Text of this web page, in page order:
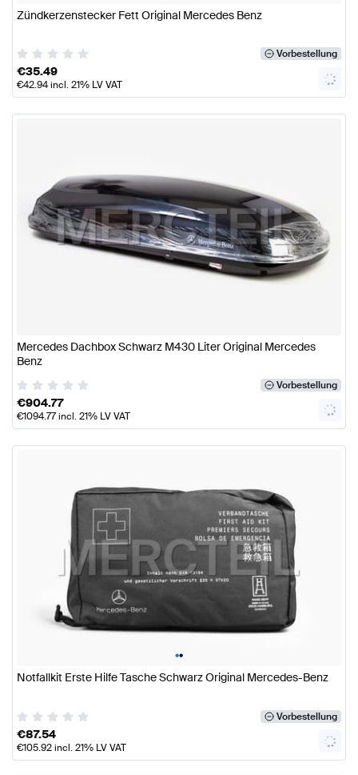
Zündkerzenstecker Fett Original Mercedes Benz
Vorbestellung
€35.49
€42.94incl. 21% LV VAT
Mercedes Dachbox Schwarz M430 Liter Original Mercedes
Benz
Vorbestellung
€904.77
€1094.77incl. 21% LV VAT
••
Notfallkit Erste Hilfe Tasche Schwarz Original Mercedes-Benz
Vorbestellung
€87.54
€105.92incl. 21% LV VAT